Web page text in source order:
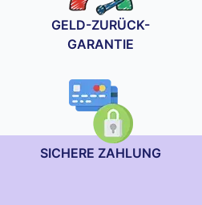
GELD-ZURÜCK-
GARANTIE
SICHERE ZAHLUNG